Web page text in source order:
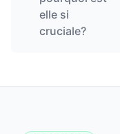
elle si
cruciale?